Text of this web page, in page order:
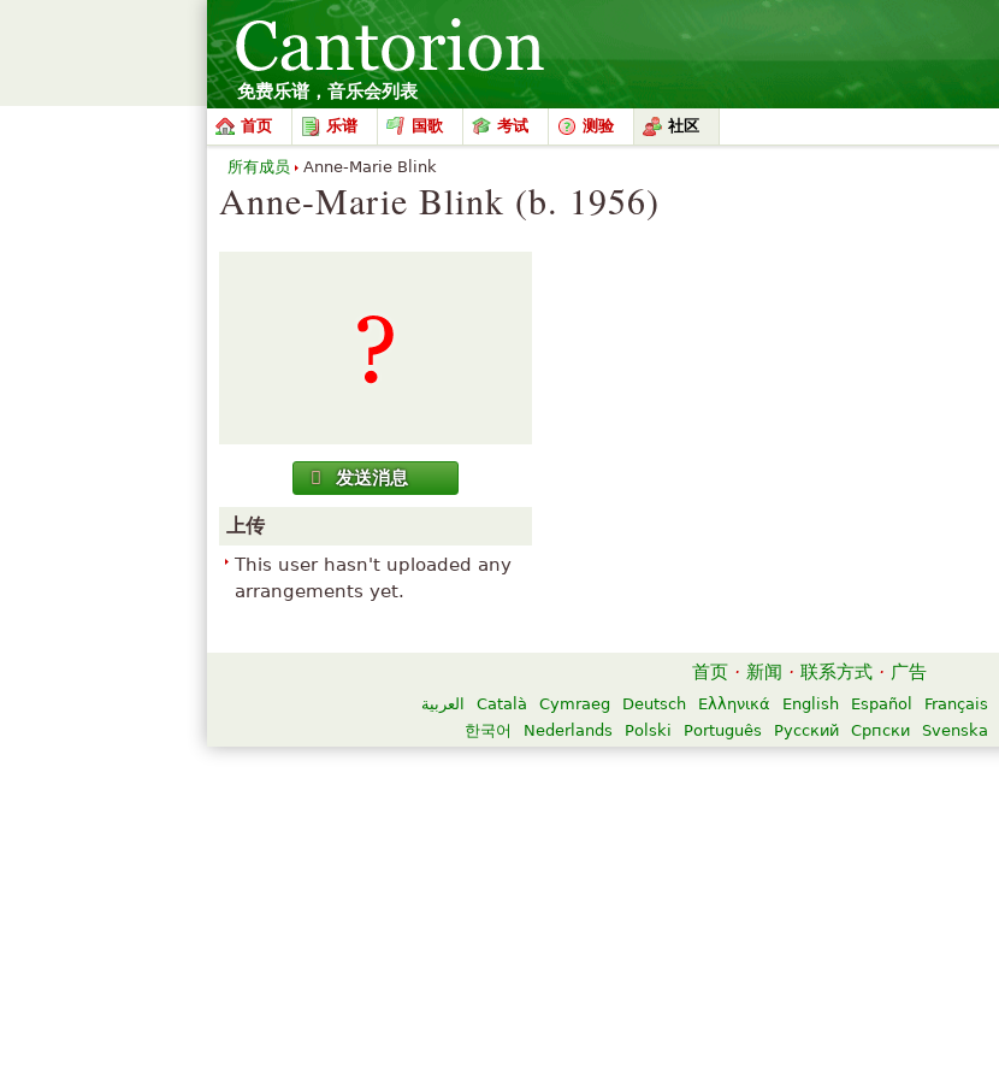
免费乐谱，音乐会列表
首页
乐谱 国歌 考试 测验 社区
Anne-Marie Blink (b. 1956)
发送消息
上传
This user hasn't uploaded any
arrangements yet.
所有成员 Anne-Marie Blink
首页 · 新闻 · 联系方式 · 广告
العربية Català Cymraeg Deutsch Ελληνικά English Español Français
한국어
Nederlands Polski Português Русский Српски Svenska